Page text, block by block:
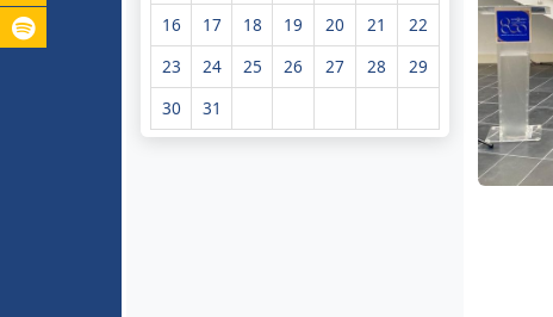
16
17 18 19 20 21
22
23
24 25 26 27 28
29
30
31